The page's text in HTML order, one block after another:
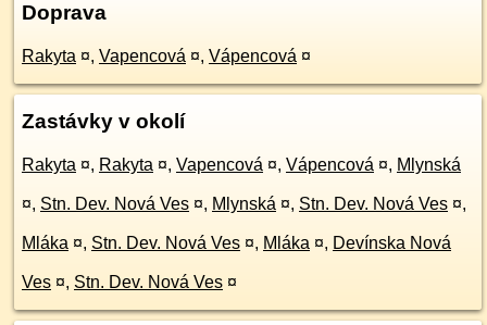
Doprava
Rakyta ¤, Vapencová ¤, Vápencová ¤
Zastávky v okolí
Rakyta ¤, Rakyta ¤, Vapencová ¤, Vápencová ¤, Mlynská
¤, Stn. Dev. Nová Ves ¤, Mlynská ¤, Stn. Dev. Nová Ves ¤,
Mláka ¤, Stn. Dev. Nová Ves ¤, Mláka ¤, Devínska Nová
Ves ¤, Stn. Dev. Nová Ves ¤